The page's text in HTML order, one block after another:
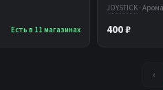
Есть в 11 магазинах
JOYSTICK·
400 ₽
‹